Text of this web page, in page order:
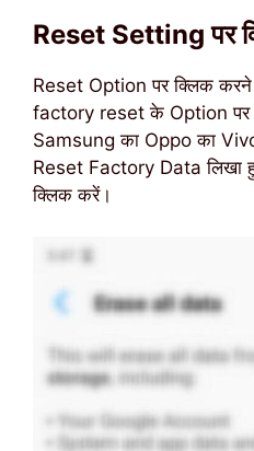
Reset Setting पर
Reset Option पर क्लिक
factory reset के Option पर
Samsung का Oppo का Vivo
Reset Factory Data लिखा
क्लिक करें।